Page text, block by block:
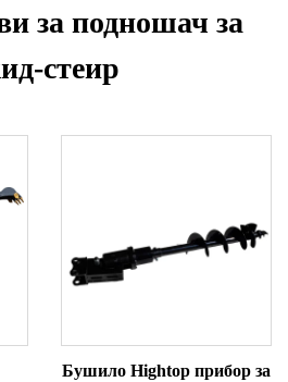
за подношач за
стеир
Бушило Hightop прибор за